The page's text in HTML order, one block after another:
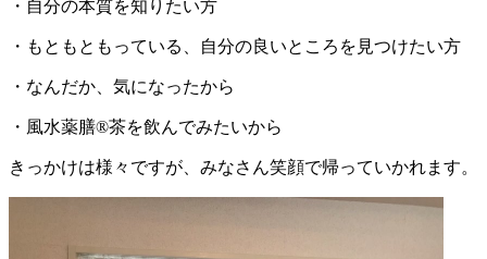
・自分の本質を知りたい方
・もともともっている、自分の良いところを見つけたい方
・なんだか、気になったから
・風水薬膳®︎茶を飲んでみたいから
きっかけは様々ですが、みなさん笑顔で帰っていかれます。